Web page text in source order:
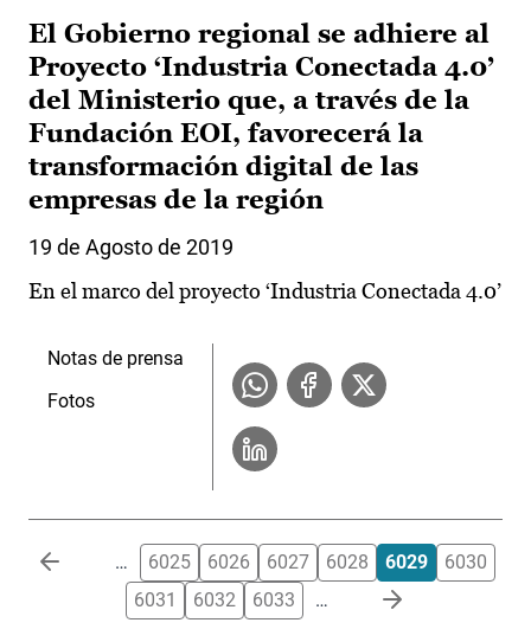
El Gobierno regional se adhiere al
Proyecto ‘Industria Conectada 4.0’
del Ministerio que, a través de la
Fundación EOI, favorecerá la
transformación digital de las
empresas de la región
19 de Agosto de 2019
En el marco del proyecto ‘Industria Conectada 4.0’
Notas de prensa
Fotos
Paginación … 6025 6026 6027 6028 6029
6030
6031
6032 6033 …